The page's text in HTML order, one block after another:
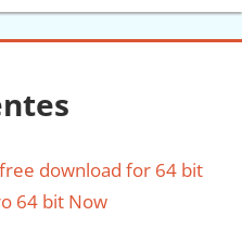
download for 64 bit
64 bit Now